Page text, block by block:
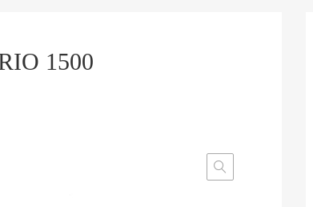
1500